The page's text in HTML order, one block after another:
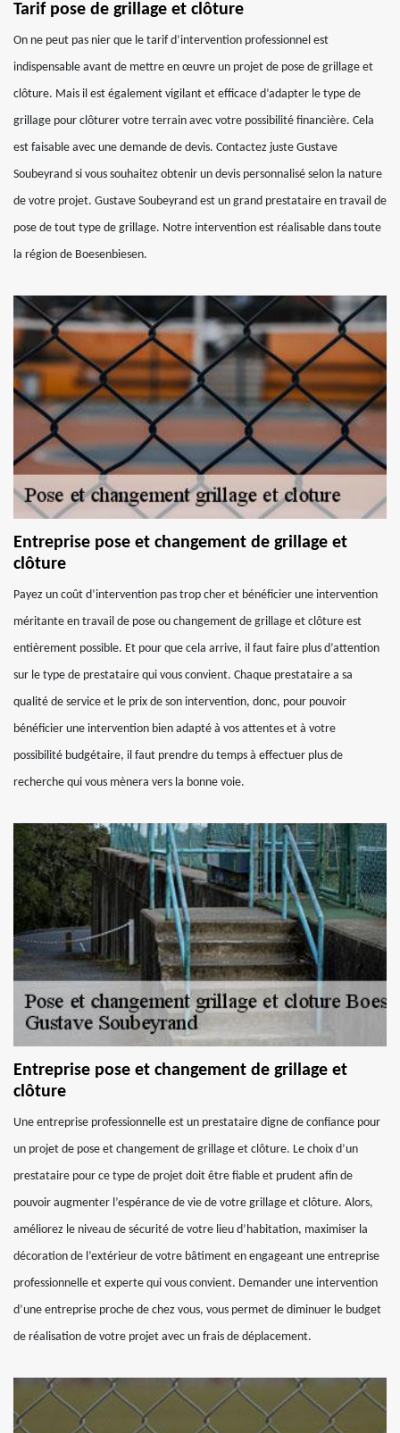
Tarif pose de grillage et clôture
On ne peut pas nier que le tarif d’intervention professionnel est
indispensable avant de mettre en œuvre un projet de pose de grillage et
clôture. Mais il est également vigilant et efficace d’adapter le type de
grillage pour clôturer votre terrain avec votre possibilité financière. Cela
est faisable avec une demande de devis. Contactez juste Gustave
Soubeyrand si vous souhaitez obtenir un devis personnalisé selon la nature
de votre projet. Gustave Soubeyrand est un grand prestataire en travail de
pose de tout type de grillage. Notre intervention est réalisable dans toute
la région de Boesenbiesen.
Entreprise pose et changement de grillage et
clôture
Payez un coût d’intervention pas trop cher et bénéficier une intervention
méritante en travail de pose ou changement de grillage et clôture est
entièrement possible. Et pour que cela arrive, il faut faire plus d’attention
sur le type de prestataire qui vous convient. Chaque prestataire a sa
qualité de service et le prix de son intervention, donc, pour pouvoir
bénéficier une intervention bien adapté à vos attentes et à votre
possibilité budgétaire, il faut prendre du temps à effectuer plus de
recherche qui vous mènera vers la bonne voie.
Entreprise pose et changement de grillage et
clôture
Une entreprise professionnelle est un prestataire digne de confiance pour
un projet de pose et changement de grillage et clôture. Le choix d’un
prestataire pour ce type de projet doit être fiable et prudent afin de
pouvoir augmenter l’espérance de vie de votre grillage et clôture. Alors,
améliorez le niveau de sécurité de votre lieu d’habitation, maximiser la
décoration de l’extérieur de votre bâtiment en engageant une entreprise
professionnelle et experte qui vous convient. Demander une intervention
d’une entreprise proche de chez vous, vous permet de diminuer le budget
de réalisation de votre projet avec un frais de déplacement.